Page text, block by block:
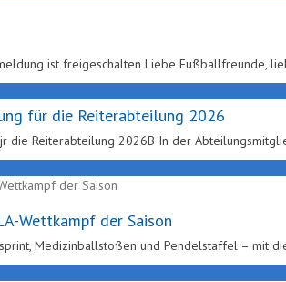
ist freigeschalten Liebe Fußballfreunde,
für die Reiterabteilung 2026
die Reiterabteilung 2026В In der
Wettkampf der Saison
Medizinballstoßen und Pendelstaffel – mit